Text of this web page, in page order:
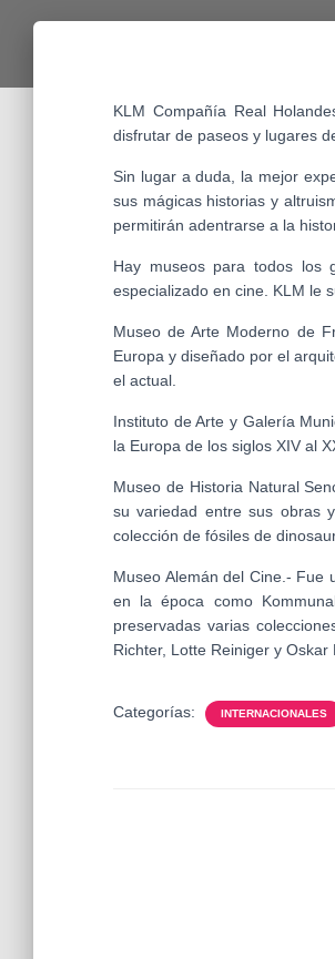
KLM Compañía Real
disfrutar de paseos y lugares
Sin lugar a duda, la mejor
sus mágicas historias y
permitirán adentrarse a la
Hay museos para todos los
especializado en cine. KLM le
Museo de Arte Moderno de
Europa y diseñado por el
el actual.
Instituto de Arte y Galería
la Europa de los siglos XIV al
Museo de Historia Natural
su variedad entre sus obras
colección de fósiles de
Museo Alemán del Cine.- Fue
en la época como
preservadas varias
Richter, Lotte Reiniger y Oskar
Categorías: INTERNACIONALES